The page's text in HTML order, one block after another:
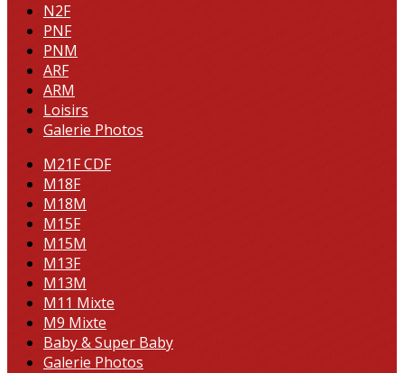
N2F
PNF
PNM
ARF
ARM
Loisirs
Galerie Photos
M21F CDF
M18F
M18M
M15F
M15M
M13F
M13M
M11 Mixte
M9 Mixte
Baby & Super Baby
Galerie Photos